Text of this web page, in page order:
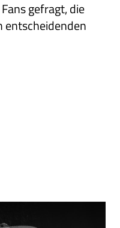
gefragt, die
entscheidenden